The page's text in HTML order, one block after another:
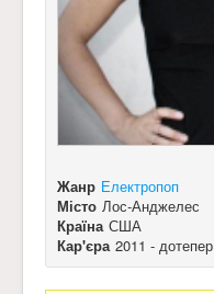
Жанр Електропоп
Місто Лос-Анджелес
Країна США
Кар'єра 2011 - дотепер